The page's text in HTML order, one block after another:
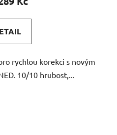
rychlou korekci s novým
10/10 hrubost,...